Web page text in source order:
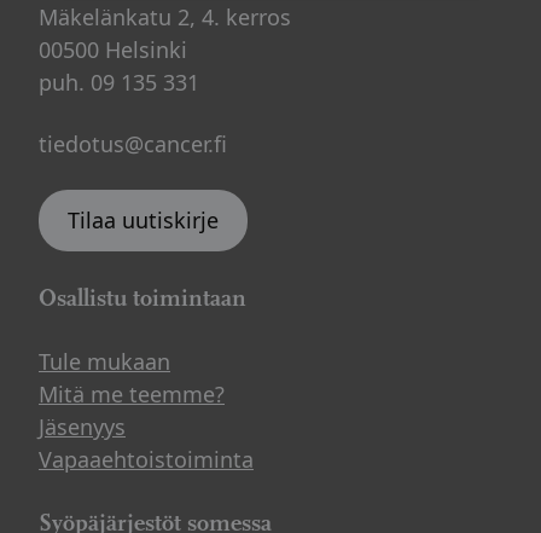
Mäkelänkatu 2, 4. kerros
00500 Helsinki
puh. 09 135 331
tiedotus@cancer.fi
Tilaa uutiskirje
Osallistu toimintaan
Tule mukaan
Mitä me teemme?
Jäsenyys
Vapaaehtoistoiminta
Syöpäjärjestöt somessa